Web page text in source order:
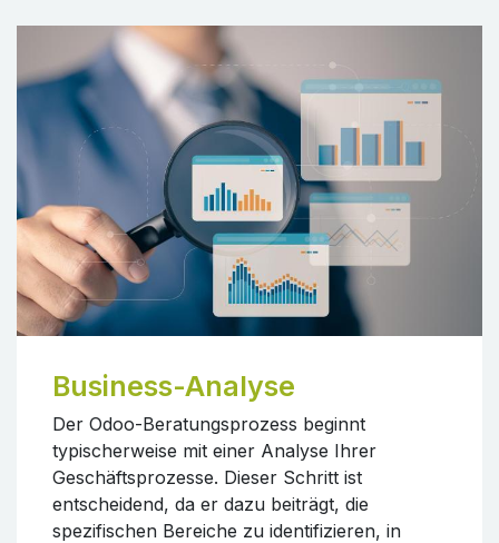
Business-Analyse
Der Odoo-Beratungsprozess beginnt
typischerweise mit einer Analyse Ihrer
Geschäftsprozesse. Dieser Schritt ist
entscheidend, da er dazu beiträgt, die
spezifischen Bereiche zu identifizieren, in